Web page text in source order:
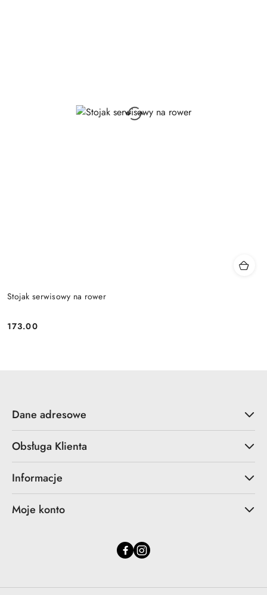
Stojak serwisowy na rower
Cena:
173.00
Dane adresowe
Obsługa Klienta
Informacje
Moje konto